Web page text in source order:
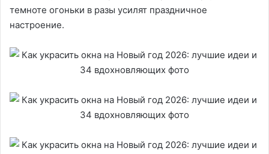
темноте огоньки в разы усилят праздничное
настроение.